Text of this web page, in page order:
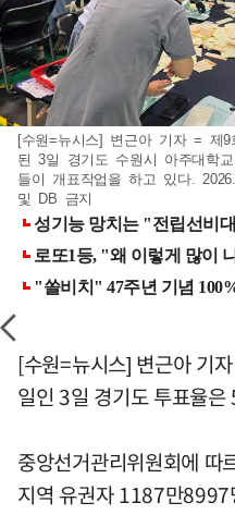
[수원=뉴시스] 변근아 기자 = 제
된 3일 경기도 수원시 아주대학
들이 개표작업을 하고 있다.
및 DB 금지
[수원=뉴시스] 변근아 기
일인 3일 경기도 투표율
중앙선거관리위원회에 따
지역 유권자 1187만